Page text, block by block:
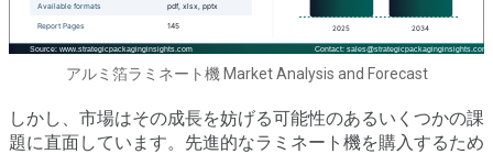
アルミ箔ラミネート機 Market Analysis and Forecast
しかし、市場はその成長を妨げる可能性のあるいくつかの課
題に直面しています。先進的なラミネート機を購入するため